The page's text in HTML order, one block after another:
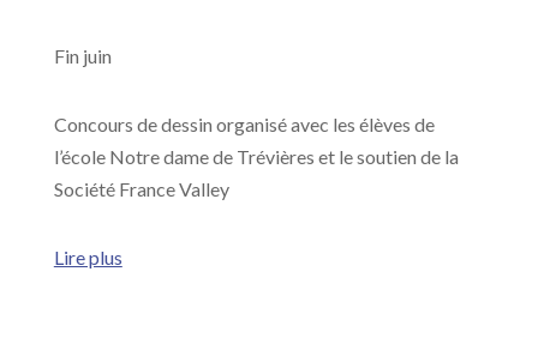
Fin juin
Concours de dessin organisé avec les élèves de
l’école Notre dame de Trévières et le soutien de la
Société France Valley
Lire plus